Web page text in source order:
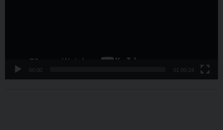
00:00 01:00:24